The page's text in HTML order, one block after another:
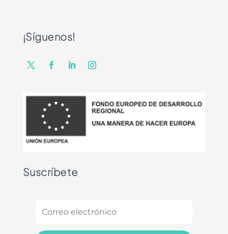
¡Síguenos!
Suscríbete